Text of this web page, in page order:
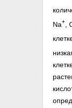
Na+ ,